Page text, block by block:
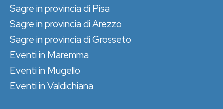
Sagre in provincia di Pisa
Sagre in provincia di Arezzo
Sagre in provincia di Grosseto
Eventi in Maremma
Eventi in Mugello
Eventi in Valdichiana